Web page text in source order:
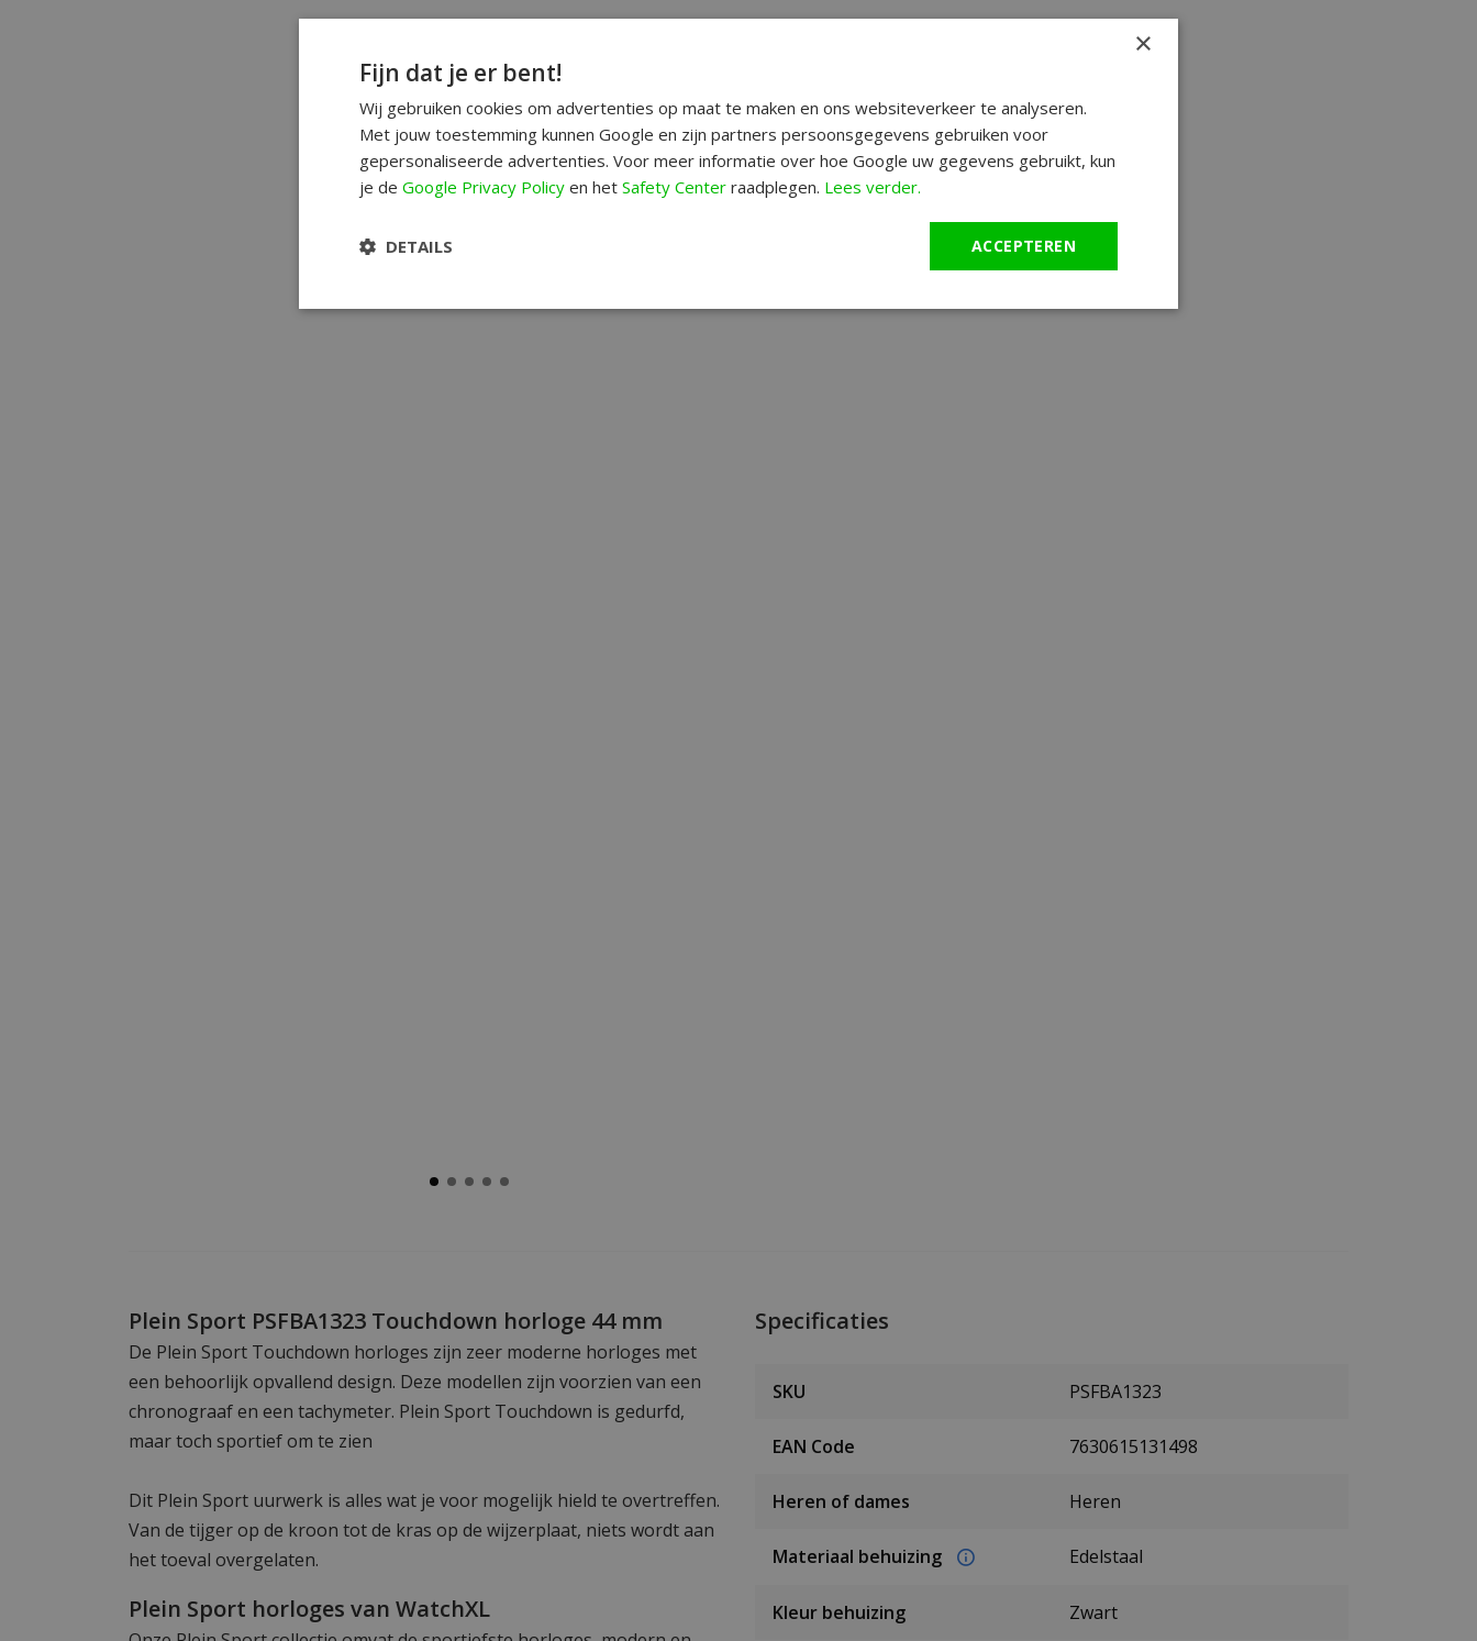
Plein Sport PSFBA1323 Touchdown horloge 44 mm
De Plein Sport Touchdown horloges zijn zeer moderne horloges met
een behoorlijk opvallend design. Deze modellen zijn voorzien van een
chronograaf en een tachymeter. Plein Sport Touchdown is gedurfd,
maar toch sportief om te zien
Dit Plein Sport uurwerk is alles wat je voor mogelijk hield te overtreffen.
Van de tijger op de kroon tot de kras op de wijzerplaat, niets wordt aan
het toeval overgelaten.
Plein Sport horloges van WatchXL
Specificaties
SKU PSFBA1323
EAN Code 7630615131498
Heren of dames Heren
Materiaal behuizing Edelstaal
Kleur behuizing Zwart
×
Fijn dat je er bent!
Wij gebruiken cookies om advertenties op maat te maken en ons websiteverkeer te analyseren.
Met jouw toestemming kunnen Google en zijn partners persoonsgegevens gebruiken voor
gepersonaliseerde advertenties. Voor meer informatie over hoe Google uw gegevens gebruikt, kun
je de Google Privacy Policy en het Safety Center raadplegen. Lees verder.
ACCEPTEREN
DETAILS